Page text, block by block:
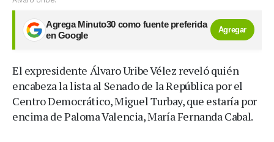
Agrega Minuto30 como fuente preferida
en Google
Agregar
El expresidente Álvaro Uribe Vélez reveló quién
encabeza la lista al Senado de la República por el
Centro Democrático, Miguel Turbay, que estaría por
encima de Paloma Valencia, María Fernanda Cabal.